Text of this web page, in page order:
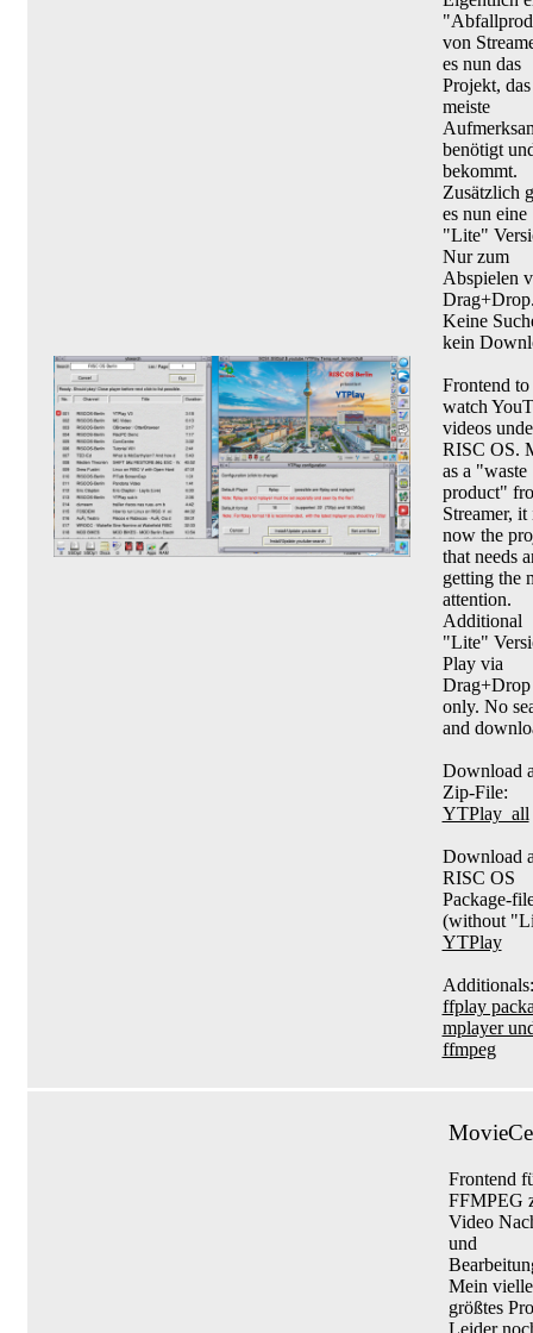
von
es nun das
Projekt,
meiste
benötigt
bekommt.
Zusätzlich
es nun eine
"Lite"
Nur zum
Abspielen
Keine
kein
Frontend to
watch
videos
RISC OS.
as a "waste
product"
Streamer, it
now the
that needs
getting the
attention.
Additional
"Lite"
Play via
Drag+Drop
only. No
and
Download
Zip-File:
YTPlay_all
Download
RISC OS
Package-
(without
YTPlay
Additionals:
ffplay
mplayer
ffmpeg
Frontend
FFMPEG
Video
und
Mein
größtes